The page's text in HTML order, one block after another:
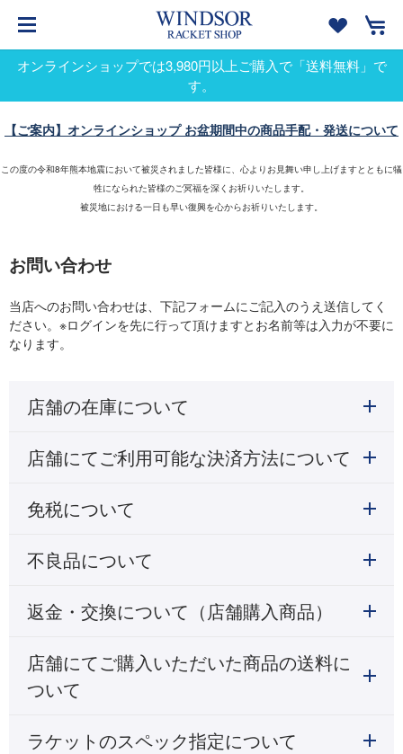
オンラインショップでは3,980円以上ご購入で「送料無料」で
す。
【ご案内】オンラインショップ お盆期間中の商品手配・発送について
この度の令和8年熊本地震において被災されました皆様に、心よりお見舞い申し上げますとともに犠
牲になられた皆様のご冥福を深くお祈りいたします。
被災地における一日も早い復興を心からお祈りいたします。
お問い合わせ
当店へのお問い合わせは、下記フォームにご記入のうえ送信してく
ださい。※ログインを先に行って頂けますとお名前等は入力が不要に
なります。
店舗の在庫について
店舗にてご利用可能な決済方法について
免税について
不良品について
返金・交換について（店舗購入商品）
店舗にてご購入いただいた商品の送料に
ついて
ラケットのスペック指定について